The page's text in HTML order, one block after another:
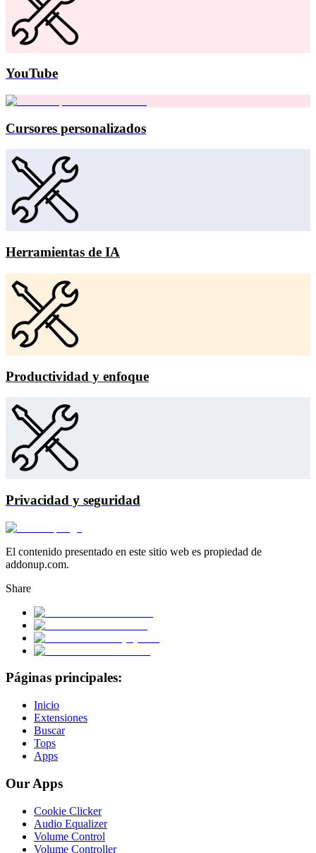
YouTube
Cursores personalizados
Herramientas de IA
Productividad y enfoque
Privacidad y seguridad
El contenido presentado en este sitio web es propiedad de
addonup.com.
Share
Páginas principales:
Inicio
Extensiones
Buscar
Tops
Apps
Our Apps
Cookie Clicker
Audio Equalizer
Volume Control
Volume Controller